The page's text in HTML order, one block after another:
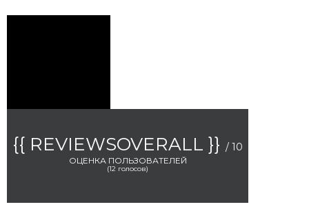
{{ REVIEWSOVERALL }} / 10
ОЦЕНКА ПОЛЬЗОВАТЕЛЕЙ
(12 голосов)